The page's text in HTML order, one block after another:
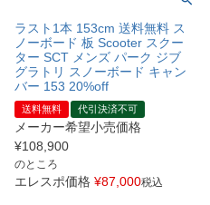
ラスト1本 153cm 送料無料 ス
ノーボード 板 Scooter スクー
ター SCT メンズ パーク ジブ
グラトリ スノーボード キャン
バー 153 20%off
送料無料 代引決済不可
メーカー希望小売価格
¥108,900
のところ
エレスポ価格 ¥87,000税込